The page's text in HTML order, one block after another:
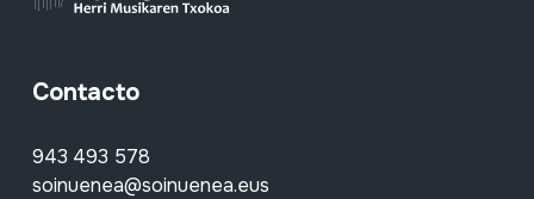
Contacto
943 493 578
soinuenea@soinuenea.eus